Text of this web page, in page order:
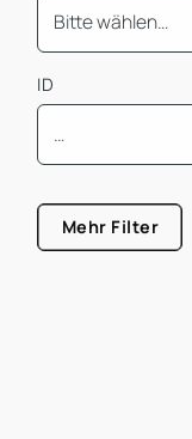
ID
Mehr Filter